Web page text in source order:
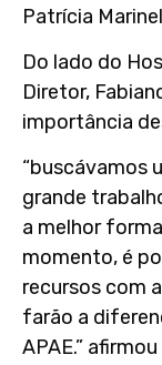
Patrícia
Do lado do
Diretor,
importância
“buscávamos
grande
a melhor
momento, é
recursos com
farão a
APAE.”